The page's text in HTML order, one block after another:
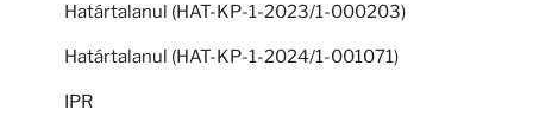
Határtalanul (HAT-KP-1-2023/1-000203)
Határtalanul (HAT-KP-1-2024/1-001071)
IPR